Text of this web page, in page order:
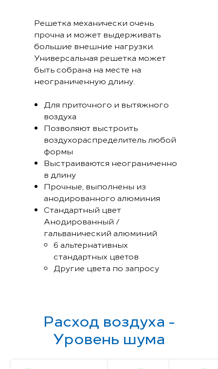
Решетка механически очень
прочна и может выдерживать
большие внешние нагрузки.
Универсальная решетка может
быть собрана на месте на
неограниченную длину.
Для приточного и вытяжного
воздуха
Позволяют выстроить
воздухораспределитель любой
формы
Bыстраиваются неограниченно
в длину
Прочные, выполнены из
анодированного алюминия
Стандартный цвет
Анодированный /
гальванический алюминий
6 альтернативных
стандартных цветов
Другие цвета по запросу
Расход воздуха -
Уровень шума